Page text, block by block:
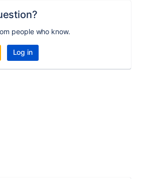
people who know.
Log in